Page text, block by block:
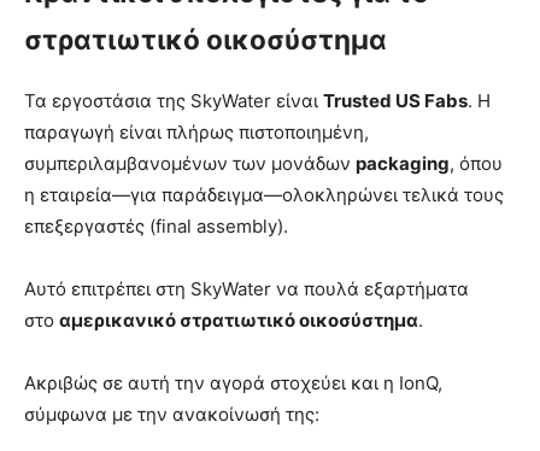
στρατιωτικό οικοσύστημα
Τα εργοστάσια της SkyWater είναι Trusted US Fabs. Η
παραγωγή είναι πλήρως πιστοποιημένη,
συμπεριλαμβανομένων των μονάδων packaging, όπου
η εταιρεία—για παράδειγμα—ολοκληρώνει τελικά τους
επεξεργαστές (final assembly).
Αυτό επιτρέπει στη SkyWater να πουλά εξαρτήματα
στο αμερικανικό στρατιωτικό οικοσύστημα.
Ακριβώς σε αυτή την αγορά στοχεύει και η IonQ,
σύμφωνα με την ανακοίνωσή της: